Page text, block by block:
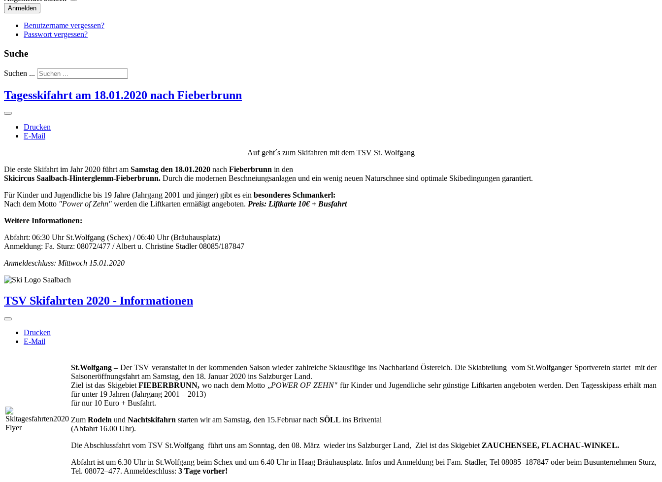
Anmelden
Benutzername vergessen?
Passwort vergessen?
Suche
Suchen ...
Tagesskifahrt am 18.01.2020 nach Fieberbrunn
Drucken
E-Mail
Auf geht´s zum Skifahren mit dem TSV St. Wolfgang
Die erste Skifahrt im Jahr 2020 führt am Samstag den 18.01.2020 nach Fieberbrunn in den
Skicircus Saalbach-Hinterglemm-Fieberbrunn. Durch die modernen Beschneiungsanlagen und ein wenig neuen Naturschnee sind optimale Skibedingungen garantiert.
Für Kinder und Jugendliche bis 19 Jahre (Jahrgang 2001 und jünger) gibt es ein besonderes Schmankerl:
Nach dem Motto "Power of Zehn" werden die Liftkarten ermäßigt angeboten. Preis: Liftkarte 10€ + Busfahrt
Weitere Informationen:
Abfahrt: 06:30 Uhr St.Wolfgang (Schex) / 06:40 Uhr (Bräuhausplatz)
Anmeldung: Fa. Sturz: 08072/477 / Albert u. Christine Stadler 08085/187847
Anmeldeschluss: Mittwoch 15.01.2020
TSV Skifahrten 2020 - Informationen
Drucken
E-Mail
St.Wolfgang – Der TSV veranstaltet in der kommenden Saison wieder zahlreiche Skiausflüge ins Nachbarland Östereich. Die Skiabteilung vom St.Wolfganger Sportverein startet mit der
Saisoneröffnungsfahrt am Samstag, den 18. Januar 2020 ins Salzburger Land.
Ziel ist das SkigebietFIEBERBRUNN, wo nach dem Motto „POWER OF ZEHN"für Kinder und Jugendliche sehr günstige Liftkarten angeboten werden. Den Tagesskipass erhält man
für unter 19 Jahren (Jahrgang 2001 – 2013)
für nur 10 Euro + Busfahrt.
Zum Rodeln und Nachtskifahrn starten wir am Samstag, den 15.Februar nach SÖLL ins Brixental
(Abfahrt 16.00 Uhr).
Die Abschlussfahrt vom TSV St.Wolfgang führt uns am Sonntag, den 08. März wieder ins Salzburger Land, Ziel ist das Skigebiet ZAUCHENSEE, FLACHAU-WINKEL.
Abfahrt ist um 6.30 Uhr in St.Wolfgang beim Schex und um 6.40 Uhr in Haag Bräuhausplatz. Infos und Anmeldung bei Fam. Stadler, Tel 08085–187847 oder beim Busunternehmen Sturz,
Tel. 08072–477. Anmeldeschluss: 3 Tage vorher!